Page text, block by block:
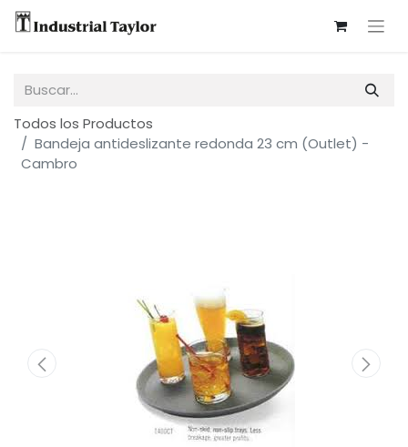
Todos los Productos
Bandeja antideslizante redonda 23 cm (Outlet) -
Cambro